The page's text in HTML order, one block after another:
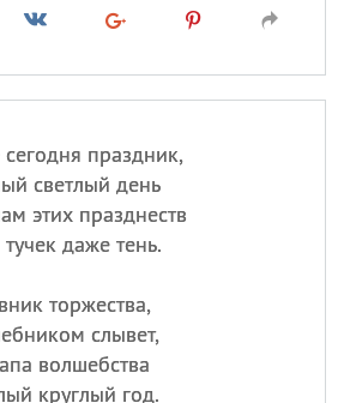
праздник,
светлый день
этих празднеств
даже тень.
торжества,
слывет,
волшебства
круглый год.